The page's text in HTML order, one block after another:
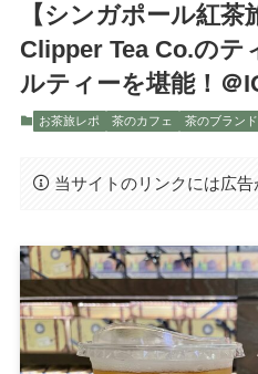
【シンガポール紅茶
Clipper Tea Co.のテ
ルティーを堪能！＠
お茶旅レポ 茶のカフェ 茶のブランド
当サイトのリンクには広